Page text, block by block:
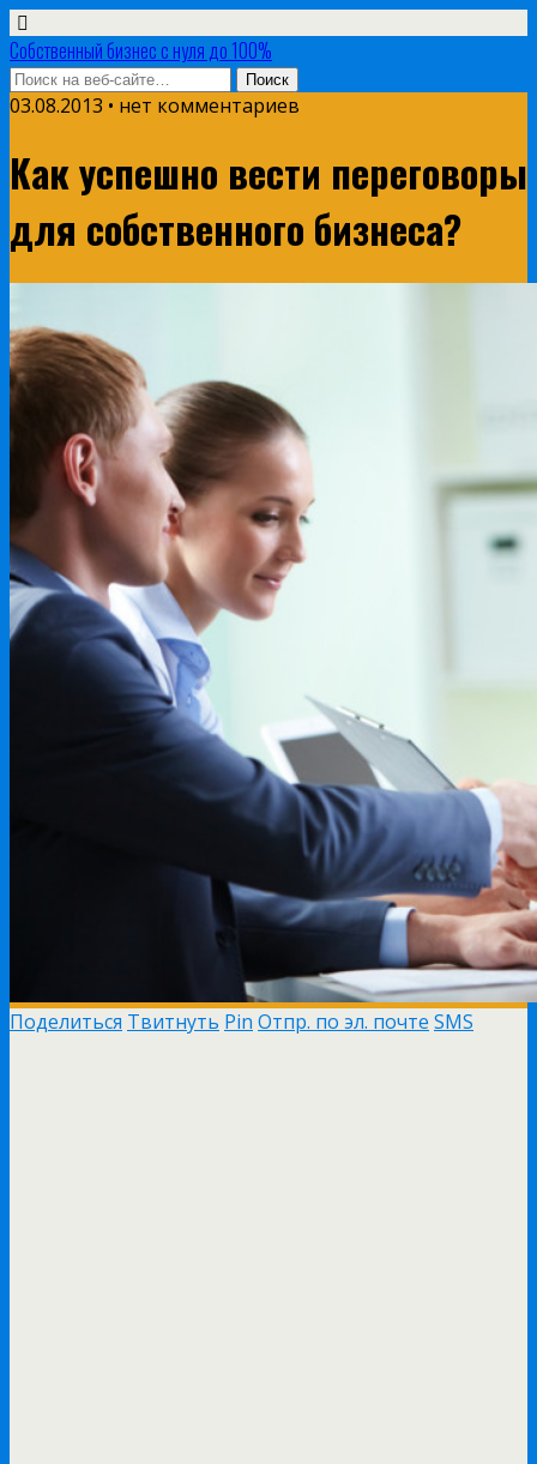
Собственный бизнес с нуля до 100%
03.08.2013 • нет комментариев
Как успешно вести переговоры
для собственного бизнеса?
Поделиться Твитнуть Pin Отпр. по эл. почте SMS